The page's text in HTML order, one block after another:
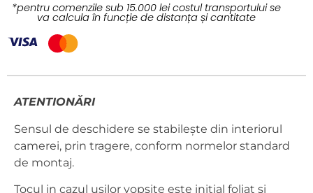
*pentru comenzile sub 15.000 lei costul transportului se
va calcula în funcție de distanța și cantitate
ATENTIONĂRI
Sensul de deschidere se stabilește din interiorul
camerei, prin tragere, conform normelor standard
de montaj.
Tocul in cazul ușilor vopsite este inițial foliat și